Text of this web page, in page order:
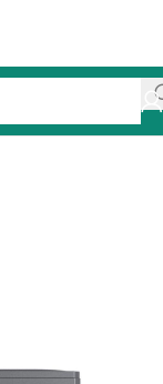
R32 WI-FI 8 kW